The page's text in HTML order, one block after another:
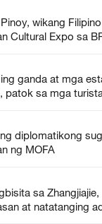
wikang
Cultural Expo sa
ganda at mga
patok sa mga
diplomatikong
ng MOFA
sa
at natatanging